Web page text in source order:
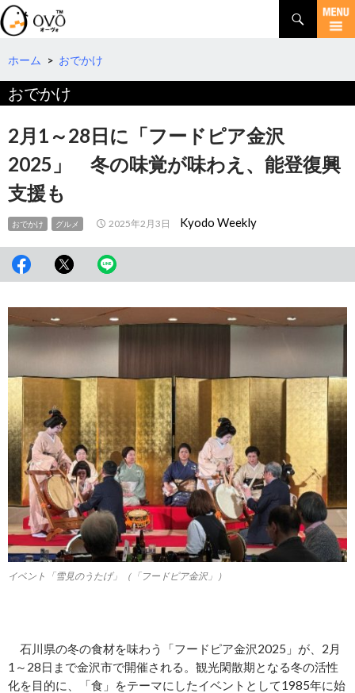
検
索
コ
テ
ツ
へ
動
ホーム > おでかけ
おでかけ
2月1～28日に「フードピア金沢
2025」 冬の味覚が味わえ、能登復興
支援も
おでかけ グルメ 2025年2月3日 Kyodo Weekly
イベント「雪見のうたげ」（「フードピア金沢」）
石川県の冬の食材を味わう「フードピア金沢2025」が、2月
1～28日まで金沢市で開催される。観光閑散期となる冬の活性
化を目的に、「食」をテーマにしたイベントとして1985年に始